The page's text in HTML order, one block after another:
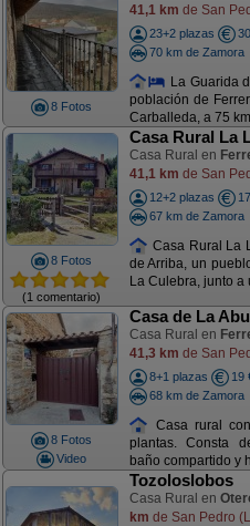
8 Fotos
41,1 km de San
23+2 plazas
70 km de Zamora
La Guarida
población de
Carballeda, a 75
8 Fotos
(1 comentario)
Casa Rural La
Casa Rural en
41,1 km de San
12+2 plazas
67 km de Zamora
Casa Rural La
de Arriba, un
La Culebra, junto a
8 Fotos
Video
Casa de La
Casa Rural en
41,3 km de San
8+1 plazas
19
68 km de Zamora
Casa rural
plantas. Consta
baño compartido y
Tozoloslobos
Casa Rural en
km de San Pedro